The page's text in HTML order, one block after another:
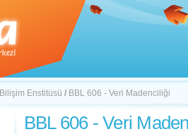
Bilişim Enstitüsü / BBL 606 - Veri Madenciliği
BBL 606 - Veri